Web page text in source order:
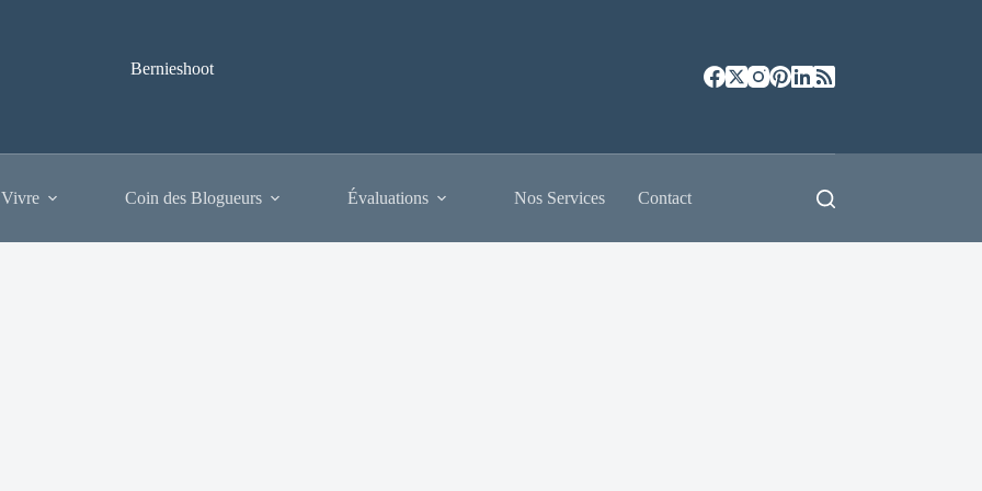
Bernieshoot
Coin des Blogueurs Évaluations Nos Services Contact